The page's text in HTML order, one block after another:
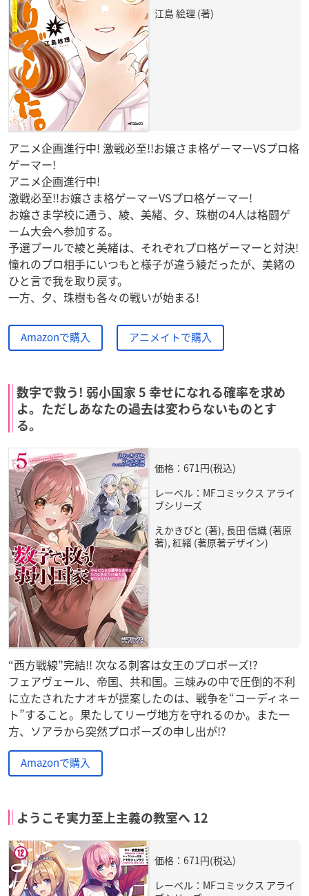
江島 絵理 (著)
アニメ企画進行中! 激戦必至!!お嬢さま格ゲーマーVSプロ格
ゲーマー!
アニメ企画進行中!
激戦必至!!お嬢さま格ゲーマーVSプロ格ゲーマー!
お嬢さま学校に通う、綾、美緒、夕、珠樹の4人は格闘ゲ
ーム大会へ参加する。
予選プールで綾と美緒は、それぞれプロ格ゲーマーと対決!
憧れのプロ相手にいつもと様子が違う綾だったが、美緒の
ひと言で我を取り戻す。
一方、夕、珠樹も各々の戦いが始まる!
Amazonで購入 アニメイトで購入
数字で救う! 弱小国家 5 幸せになれる確率を求め
よ。ただしあなたの過去は変わらないものとす
る。
価格：671円(税込)
レーベル：MFコミックス アライ
ブシリーズ
えかきびと (著), 長田 信織 (著原
著), 紅緒 (著原著デザイン)
“西方戦線”完結!! 次なる刺客は女王のプロポーズ!?
フェアヴェール、帝国、共和国。三竦みの中で圧倒的不利
に立たされたナオキが提案したのは、戦争を“コーディネー
ト”すること。果たしてリーヴ地方を守れるのか。また一
方、ソアラから突然プロポーズの申し出が!?
Amazonで購入
ようこそ実力至上主義の教室へ 12
価格：671円(税込)
レーベル：MFコミックス アライ